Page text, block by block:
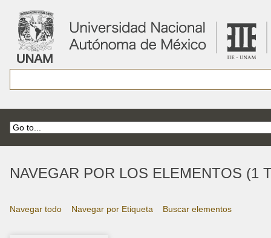
NAVEGAR POR LOS ELEMENTOS (1
Navegar todo Navegar por Etiqueta Buscar elementos